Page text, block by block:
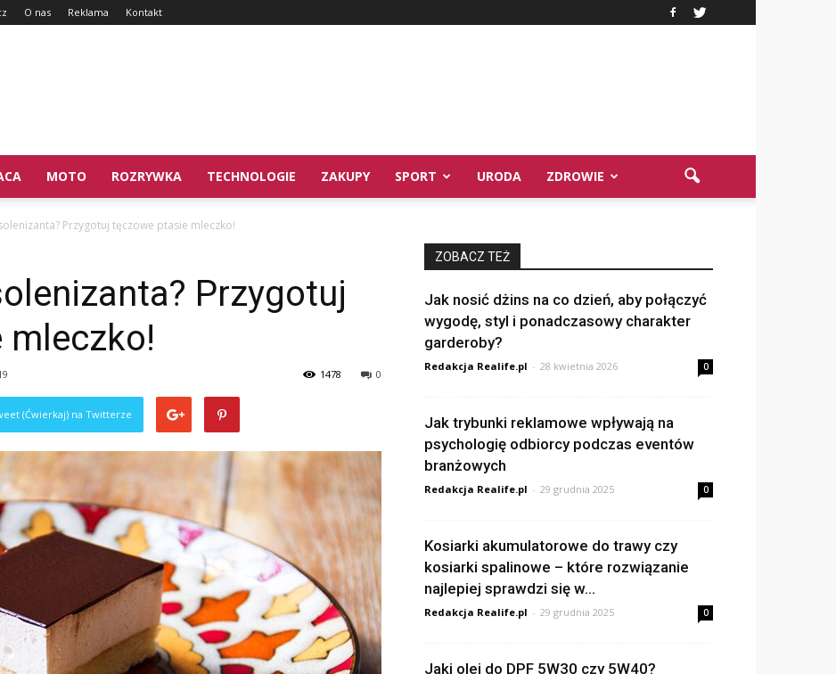
O nas Reklama Kontakt
MOTO ROZRYWKA TECHNOLOGIE ZAKUPY SPORT URODA ZDROWIE
Przygotuj tęczowe ptasie mleczko!
Przygotuj
0
1478
(Ćwierkaj) na Twitterze
ZOBACZ TEŻ
Jak nosić dżins na co dzień, aby połączyć
wygodę, styl i ponadczasowy charakter
garderoby?
Redakcja Realife.pl - 28 kwietnia 2026 0
Jak trybunki reklamowe wpływają na
psychologię odbiorcy podczas eventów
branżowych
Redakcja Realife.pl - 29 grudnia 2025 0
Kosiarki akumulatorowe do trawy czy
kosiarki spalinowe – które rozwiązanie
najlepiej sprawdzi się w...
Redakcja Realife.pl - 29 grudnia 2025 0
Jaki olej do DPF 5W30 czy 5W40?